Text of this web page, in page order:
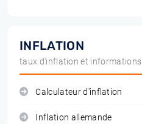
INFLATION
taux d'inflation et informations
Calculateur d'inflation
Inflation allemande